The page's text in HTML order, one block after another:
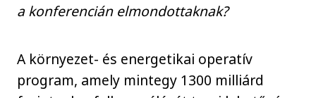
a konferencián elmondottaknak?
A környezet- és energetikai operatív
program, amely mintegy 1300 milliárd